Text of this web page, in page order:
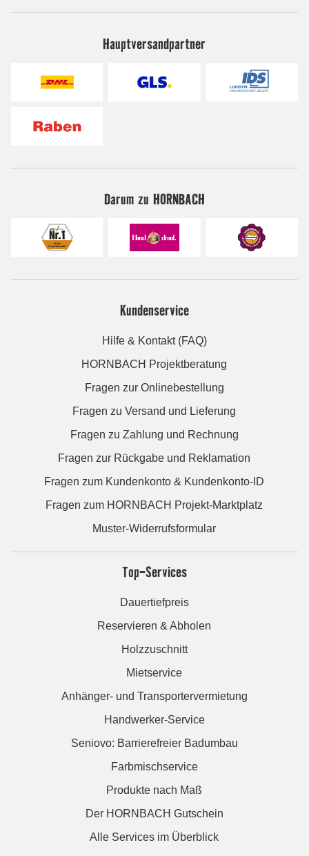
Hauptversandpartner
Darum zu HORNBACH
Kundenservice
Hilfe & Kontakt (FAQ)
HORNBACH Projektberatung
Fragen zur Onlinebestellung
Fragen zu Versand und Lieferung
Fragen zu Zahlung und Rechnung
Fragen zur Rückgabe und Reklamation
Fragen zum Kundenkonto & Kundenkonto-ID
Fragen zum HORNBACH Projekt-Marktplatz
Muster-Widerrufsformular
Top-Services
Dauertiefpreis
Reservieren & Abholen
Holzzuschnitt
Mietservice
Anhänger- und Transportervermietung
Handwerker-Service
Seniovo: Barrierefreier Badumbau
Farbmischservice
Produkte nach Maß
Der HORNBACH Gutschein
Alle Services im Überblick